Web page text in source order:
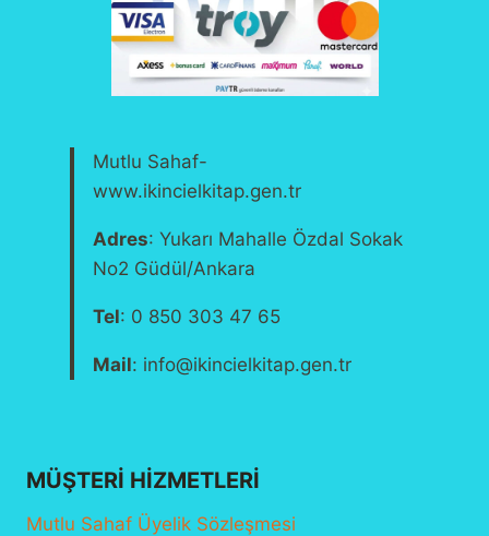
Mutlu Sahaf-
www.ikincielkitap.gen.tr
Adres: Yukarı Mahalle Özdal Sokak
No2 Güdül/Ankara
Tel: 0 850 303 47 65
Mail: info@ikincielkitap.gen.tr
MÜŞTERI HIZMETLERI
Mutlu Sahaf Üyelik Sözleşmesi